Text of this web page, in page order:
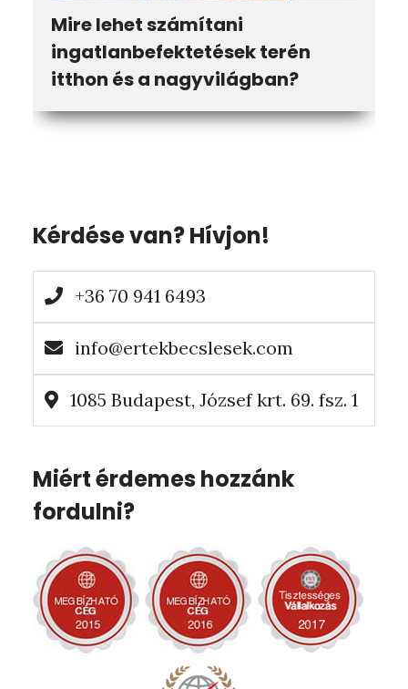
Mire lehet számítani
ingatlanbefektetések terén
itthon és a nagyvilágban?
Elsődleges
oldalsáv
Kérdése van? Hívjon!
+36 70 941 6493
info@ertekbecslesek.com
1085 Budapest, József krt. 69. fsz. 1
Miért érdemes hozzánk
fordulni?